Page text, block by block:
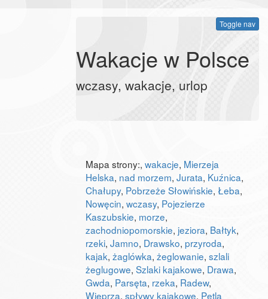
Toggle nav
Wakacje w Polsce
wczasy, wakacje, urlop
Mapa strony:, wakacje, Mierzeja
Helska, nad morzem, Jurata, Kuźnica,
Chałupy, Pobrzeże Słowińskie, Łeba,
Nowęcin, wczasy, Pojezierze
Kaszubskie, morze,
zachodniopomorskie, jeziora, Bałtyk,
rzeki, Jamno, Drawsko, przyroda,
kajak, żaglówka, żeglowanie, szlali
żeglugowe, Szlaki kajakowe, Drawa,
Gwda, Parsęta, rzeka, Radew,
Wieprza, spływy kajakowe, Pętla